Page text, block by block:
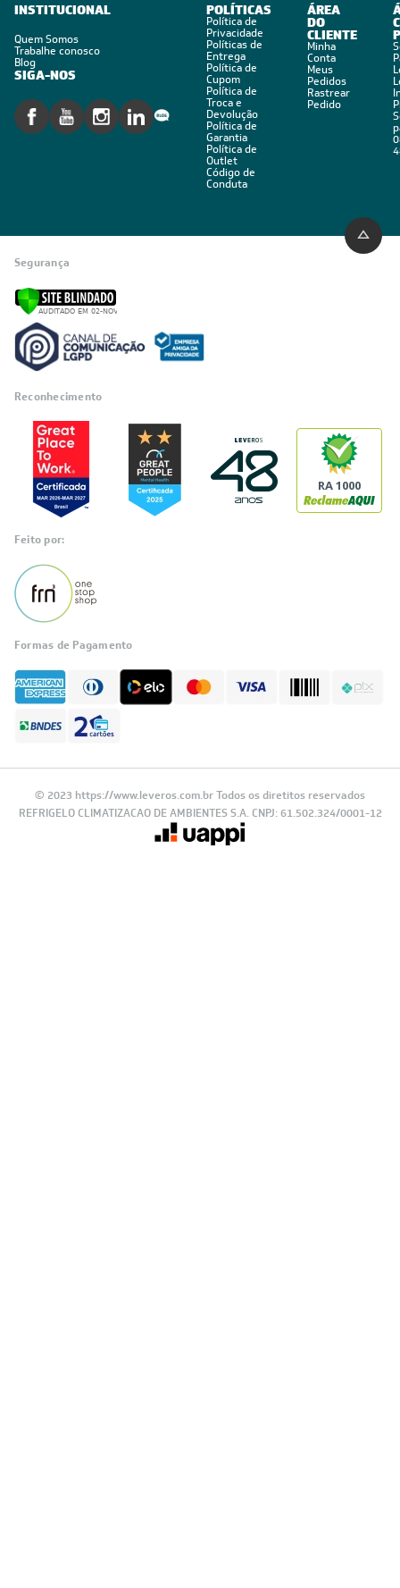
INSTITUCIONAL
Quem Somos
Trabalhe conosco
Blog
SIGA-NOS
POLÍTICAS
Política de
Privacidade
Políticas de
Entrega
Política de
Cupom
Política de
Troca e
Devolução
Política de
Garantia
Política de
Outlet
Código de
Conduta
ÁREA
DO
CLIENTE
Minha
Conta
Meus
Pedidos
Rastrear
Pedido
Segurança
Reconhecimento
RA 1000
Feito por:
Formas de Pagamento
© 2023 https://www.leveros.com.br Todos os diretitos reservados
REFRIGELO CLIMATIZACAO DE AMBIENTES S.A. CNPJ: 61.502.324/0001-12